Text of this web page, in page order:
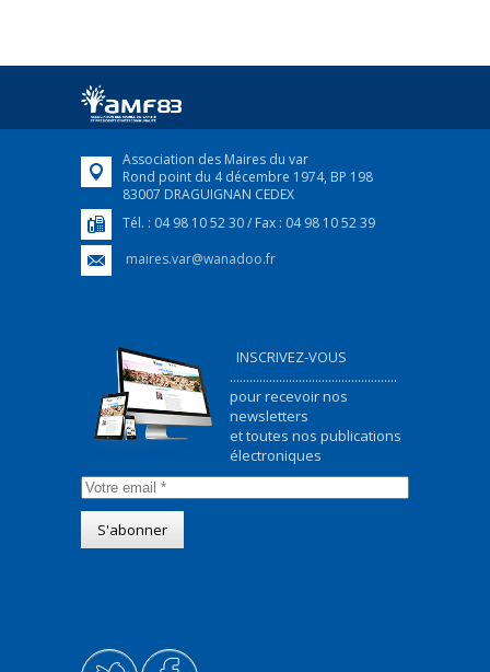
Association des Maires du var
Rond point du 4 décembre 1974, BP 198
83007 DRAGUIGNAN CEDEX
Tél. : 04 98 10 52 30 / Fax : 04 98 10 52 39
maires.var@wanadoo.fr
INSCRIVEZ-VOUS
...................................................
pour recevoir nos
newsletters
et toutes nos publications
électroniques